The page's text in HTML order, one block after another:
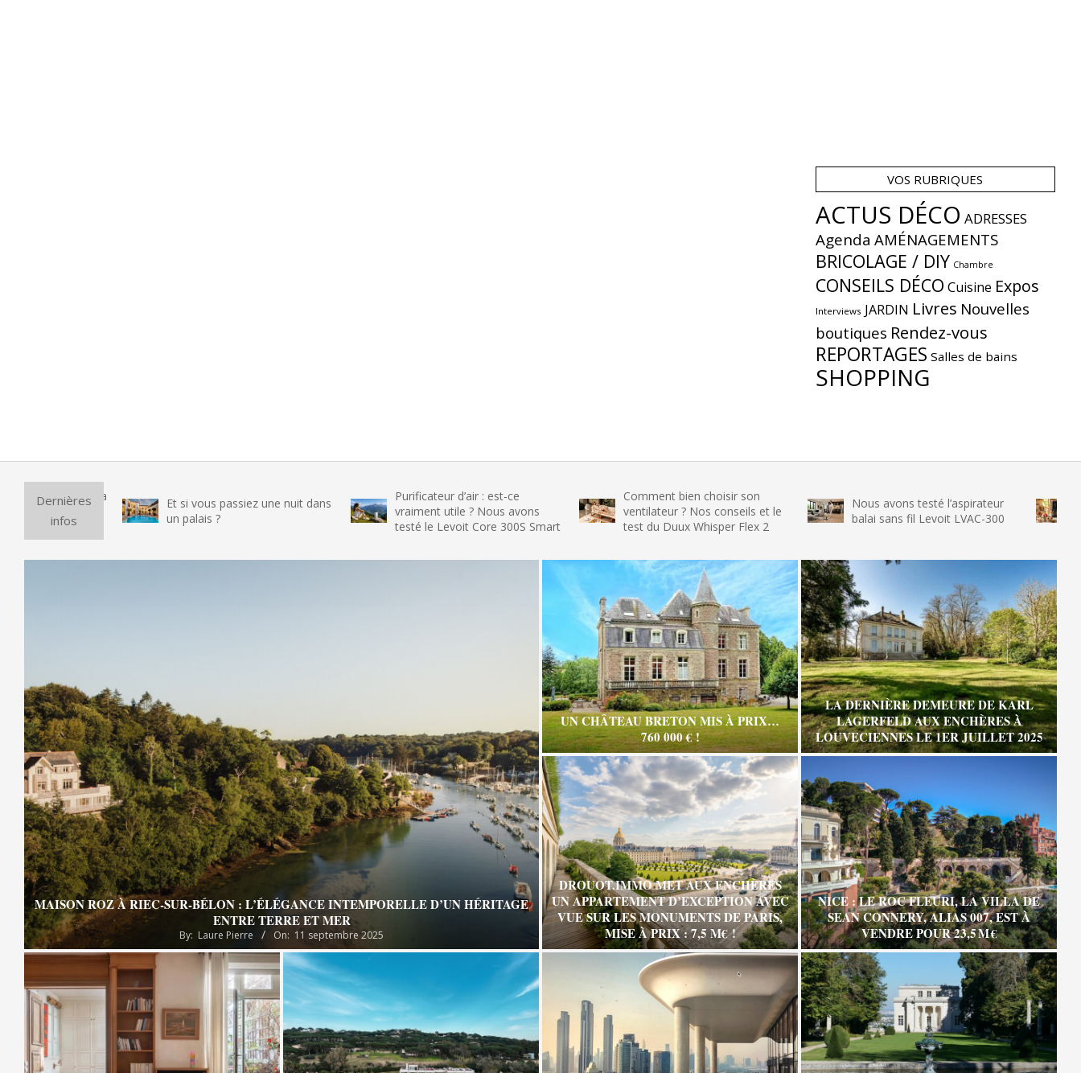
VOS RUBRIQUES
ACTUS DÉCO ADRESSES
Agenda AMÉNAGEMENTS
BRICOLAGE / DIY Chambre
CONSEILS DÉCO Cuisine Expos
Interviews JARDIN Livres Nouvelles
boutiques Rendez-vous
REPORTAGES Salles de bains
SHOPPING
Dernières
infos
Et si vous passiez une nuit dans
un palais ?
Purificateur d’air : est-ce
vraiment utile ? Nous avons
testé le Levoit Core 300S Smart
Comment bien choisir son
ventilateur ? Nos conseils et le
test du Duux Whisper Flex 2
Nous avons testé l’aspirateur
balai sans fil Levoit LVAC-300
Nous
glace
MAISON ROZ À RIEC-SUR-BÉLON : L’ÉLÉGANCE INTEMPORELLE D’UN HÉRITAGE
ENTRE TERRE ET MER
By: Laure Pierre On: 11 septembre 2025
UN CHÂTEAU BRETON MIS À PRIX…
760 000 € !
LA DERNIÈRE DEMEURE DE KARL
LAGERFELD AUX ENCHÈRES À
LOUVECIENNES LE 1ER JUILLET 2025
DROUOT.IMMO MET AUX ENCHÈRES
UN APPARTEMENT D’EXCEPTION AVEC
VUE SUR LES MONUMENTS DE PARIS,
MISE À PRIX : 7,5 M€ !
NICE : LE ROC FLEURI, LA VILLA DE
SEAN CONNERY, ALIAS 007, EST À
VENDRE POUR 23,5 M €